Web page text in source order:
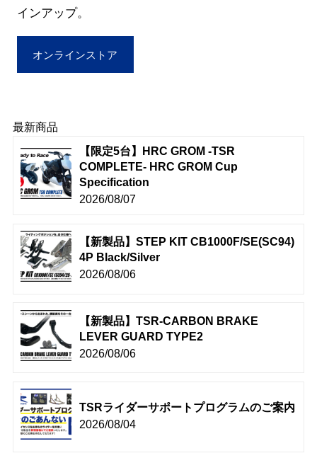
インアップ。
オンラインストア
最新商品
【限定5台】HRC GROM -TSR
COMPLETE- HRC GROM Cup
Specification
2026/08/07
【新製品】STEP KIT CB1000F/SE(SC94)
4P Black/Silver
2026/08/06
【新製品】TSR-CARBON BRAKE
LEVER GUARD TYPE2
2026/08/06
TSRライダーサポートプログラムのご案内
2026/08/04